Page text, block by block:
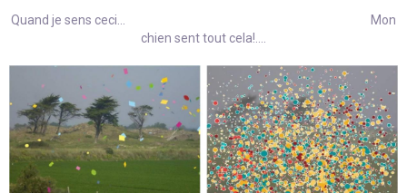
Quand je sens ceci... Mon
chien sent tout cela!....